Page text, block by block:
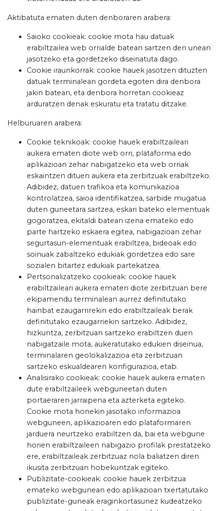
Aktibatuta ematen duten denboraren arabera:
Saioko cookieak: cookie mota hau datuak
erabiltzailea web orrialde batean sartzen den unean
jasotzeko eta gordetzeko diseinatuta dago.
Cookie iraunkorrak: cookie hauek jasotzen dituzten
datuak terminalean gordeta egoten dira denbora
jakin batean, eta denbora horretan cookieaz
arduratzen denak eskuratu eta tratatu ditzake.
Helburuaren arabera:
Cookie teknikoak: cookie hauek erabiltzaileari
aukera ematen diote web orri, plataforma edo
aplikazioan zehar nabigatzeko eta web orriak
eskaintzen dituen aukera eta zerbitzuak erabiltzeko.
Adibidez, datuen trafikoa eta komunikazioa
kontrolatzea, saioa identifikatzea, sarbide mugatua
duten guneetara sartzea, eskari bateko elementuak
gogoratzea, ekitaldi batean izena emateko edo
parte hartzeko eskaera egitea, nabigazioan zehar
segurtasun-elementuak erabiltzea, bideoak edo
soinuak zabaltzeko edukiak gordetzea edo sare
sozialen bitartez edukiak partekatzea.
Pertsonalizatzeko cookieak: cookie hauek
erabiltzaileari aukera ematen diote zerbitzuan bere
ekipamendu terminalean aurrez definitutako
hainbat ezaugarrirekin edo erabiltzaileak berak
definitutako ezaugarriekin sartzeko. Adibidez,
hizkuntza, zerbitzuan sartzeko erabiltzen duen
nabigatzaile mota, aukeratutako edukien diseinua,
terminalaren geolokalizazioa eta zerbitzuan
sartzeko eskualdearen konfigurazioa, etab.
Analisirako cookieak: cookie hauek aukera ematen
dute erabiltzaileek webguneetan duten
portaeraren jarraipena eta azterketa egiteko.
Cookie mota honekin jasotako informazioa
webguneen, aplikazioaren edo plataformaren
jarduera neurtzeko erabiltzen da, bai eta webgune
horien erabiltzaileen nabigazio profilak prestatzeko
ere, erabiltzaileak zerbitzuaz nola baliatzen diren
ikusita zerbitzuan hobekuntzak egiteko.
Publizitate-cookieak: cookie hauek zerbitzua
emateko webgunean edo aplikazioan txertatutako
publizitate-guneak eraginkortasunez kudeatzeko